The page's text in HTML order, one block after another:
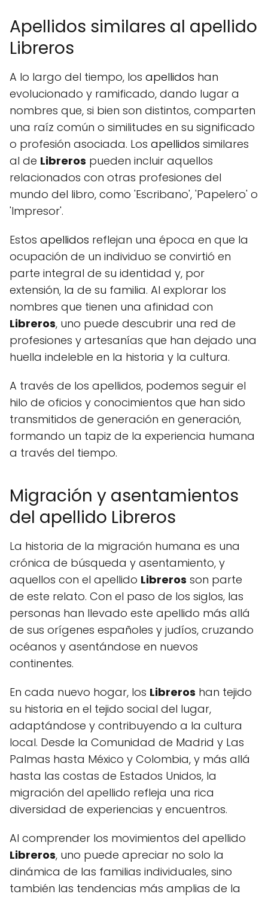
Apellidos similares al apellido
Libreros
A lo largo del tiempo, los apellidos han
evolucionado y ramificado, dando lugar a
nombres que, si bien son distintos, comparten
una raíz común o similitudes en su significado
o profesión asociada. Los apellidos similares
al de Libreros pueden incluir aquellos
relacionados con otras profesiones del
mundo del libro, como 'Escribano', 'Papelero' o
'Impresor'.
Estos apellidos reflejan una época en que la
ocupación de un individuo se convirtió en
parte integral de su identidad y, por
extensión, la de su familia. Al explorar los
nombres que tienen una afinidad con
Libreros, uno puede descubrir una red de
profesiones y artesanías que han dejado una
huella indeleble en la historia y la cultura.
A través de los apellidos, podemos seguir el
hilo de oficios y conocimientos que han sido
transmitidos de generación en generación,
formando un tapiz de la experiencia humana
a través del tiempo.
Migración y asentamientos
del apellido Libreros
La historia de la migración humana es una
crónica de búsqueda y asentamiento, y
aquellos con el apellido Libreros son parte
de este relato. Con el paso de los siglos, las
personas han llevado este apellido más allá
de sus orígenes españoles y judíos, cruzando
océanos y asentándose en nuevos
continentes.
En cada nuevo hogar, los Libreros han tejido
su historia en el tejido social del lugar,
adaptándose y contribuyendo a la cultura
local. Desde la Comunidad de Madrid y Las
Palmas hasta México y Colombia, y más allá
hasta las costas de Estados Unidos, la
migración del apellido refleja una rica
diversidad de experiencias y encuentros.
Al comprender los movimientos del apellido
Libreros, uno puede apreciar no solo la
dinámica de las familias individuales, sino
también las tendencias más amplias de la